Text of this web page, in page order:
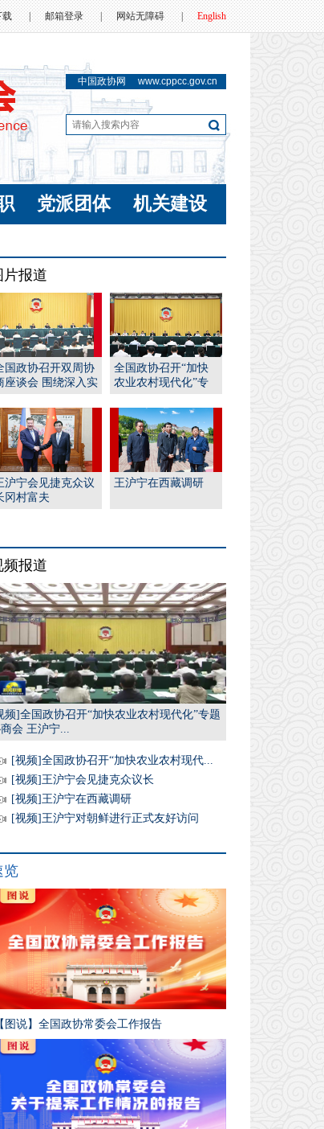
载 | 邮箱登录 网站无障碍 | English
中国政协网 www.cppcc.gov.cn
党派团体 机关建设
片报道
国政协召开双周协
座谈会 围绕深入实
...
全国政协召开“加快
农业农村现代化”专
并...
沪宁会见捷克众议
冈村富夫
王沪宁在西藏调研
频报道
频]全国政协召开“加快农业农村现代化”专题
会 王沪宁...
[视频]全国政协召开“加快农业农村现代...
[视频]王沪宁会见捷克众议长
[视频]王沪宁在西藏调研
[视频]王沪宁对朝鲜进行正式友好访问
览
【图说】全国政协常委会工作报告